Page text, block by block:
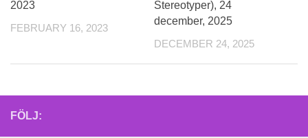
2023
FEBRUARY 16, 2023
Stereotyper), 24
december, 2025
DECEMBER 24, 2025
FÖLJ: